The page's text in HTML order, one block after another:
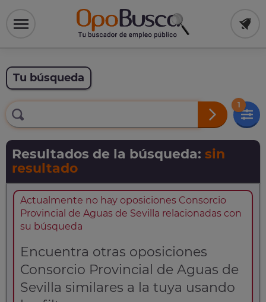
Tu búsqueda
1
Resultados de la búsqueda: sin
resultado
Actualmente no hay oposiciones Consorcio
Provincial de Aguas de Sevilla relacionadas con
su búsqueda
Encuentra otras oposiciones
Consorcio Provincial de Aguas de
Sevilla similares a la tuya usando